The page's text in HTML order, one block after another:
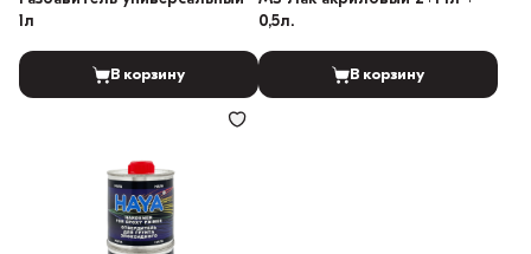
1л
В корзину
0,5л.
В корзину